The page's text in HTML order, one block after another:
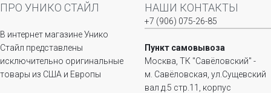
ПРО УНИКО СТАЙЛ
В интернет магазине Унико
Стайл представлены
исключительно оригинальные
товары из США и Европы
НАШИ КОНТАКТЫ
+7 (906) 075-26-85
Пункт самовывоза
Москва, ТК "Савёловский" -
м. Савёловская, ул.Сущевский
вал д.5 стр.11, корпус